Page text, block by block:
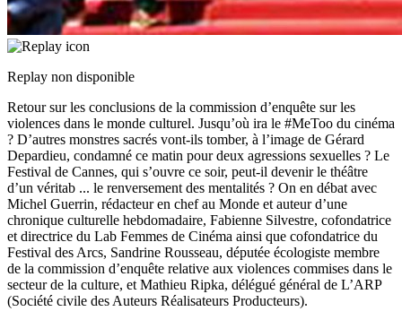
Replay non disponible
Retour sur les conclusions de la commission d’enquête sur les
violences dans le monde culturel. Jusqu’où ira le #MeToo du cinéma
? D’autres monstres sacrés vont-ils tomber, à l’image de Gérard
Depardieu, condamné ce matin pour deux agressions sexuelles ? Le
Festival de Cannes, qui s’ouvre ce soir, peut-il devenir le théâtre
d’un véritab ... le renversement des mentalités ? On en débat avec
Michel Guerrin, rédacteur en chef au Monde et auteur d’une
chronique culturelle hebdomadaire, Fabienne Silvestre, cofondatrice
et directrice du Lab Femmes de Cinéma ainsi que cofondatrice du
Festival des Arcs, Sandrine Rousseau, députée écologiste membre
de la commission d’enquête relative aux violences commises dans le
secteur de la culture, et Mathieu Ripka, délégué général de L’ARP
(Société civile des Auteurs Réalisateurs Producteurs).